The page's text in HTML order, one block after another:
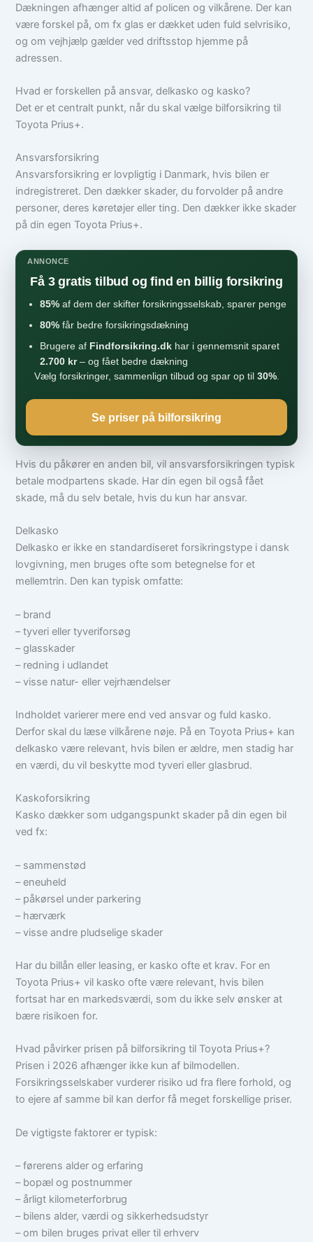
Dækningen afhænger altid af policen og vilkårene. Der kan
være forskel på, om fx glas er dækket uden fuld selvrisiko,
og om vejhjælp gælder ved driftsstop hjemme på
adressen.
Hvad er forskellen på ansvar, delkasko og kasko?
Det er et centralt punkt, når du skal vælge bilforsikring til
Toyota Prius+.
Ansvarsforsikring
Ansvarsforsikring er lovpligtig i Danmark, hvis bilen er
indregistreret. Den dækker skader, du forvolder på andre
personer, deres køretøjer eller ting. Den dækker ikke skader
på din egen Toyota Prius+.
ANNONCE
Få 3 gratis tilbud og find en billig forsikring
85% af dem der skifter forsikringsselskab, sparer penge
80% får bedre forsikringsdækning
Brugere af Findforsikring.dk har i gennemsnit sparet
2.700 kr– og fået bedre dækning
Vælg forsikringer, sammenlign tilbud og spar op til 30%.
Se priser på bilforsikring
Hvis du påkører en anden bil, vil ansvarsforsikringen typisk
betale modpartens skade. Har din egen bil også fået
skade, må du selv betale, hvis du kun har ansvar.
Delkasko
Delkasko er ikke en standardiseret forsikringstype i dansk
lovgivning, men bruges ofte som betegnelse for et
mellemtrin. Den kan typisk omfatte:
– brand
– tyveri eller tyveriforsøg
– glasskader
– redning i udlandet
– visse natur- eller vejrhændelser
Indholdet varierer mere end ved ansvar og fuld kasko.
Derfor skal du læse vilkårene nøje. På en Toyota Prius+ kan
delkasko være relevant, hvis bilen er ældre, men stadig har
en værdi, du vil beskytte mod tyveri eller glasbrud.
Kaskoforsikring
Kasko dækker som udgangspunkt skader på din egen bil
ved fx:
– sammenstød
– eneuheld
– påkørsel under parkering
– hærværk
– visse andre pludselige skader
Har du billån eller leasing, er kasko ofte et krav. For en
Toyota Prius+ vil kasko ofte være relevant, hvis bilen
fortsat har en markedsværdi, som du ikke selv ønsker at
bære risikoen for.
Hvad påvirker prisen på bilforsikring til Toyota Prius+?
Prisen i 2026 afhænger ikke kun af bilmodellen.
Forsikringsselskaber vurderer risiko ud fra flere forhold, og
to ejere af samme bil kan derfor få meget forskellige priser.
De vigtigste faktorer er typisk:
– førerens alder og erfaring
– bopæl og postnummer
– årligt kilometerforbrug
– bilens alder, værdi og sikkerhedsudstyr
– om bilen bruges privat eller til erhverv